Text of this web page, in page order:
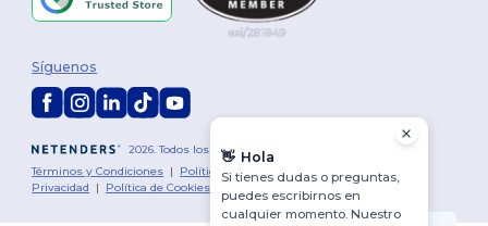
2026. Todos los derechos reservados
Términos y Condiciones | Política de personalización
Política de
Privacidad | Política de Cookies
Síguenos
👋 Hola
Si tienes dudas o preguntas,
puedes escribirnos en
cualquier momento. Nuestro